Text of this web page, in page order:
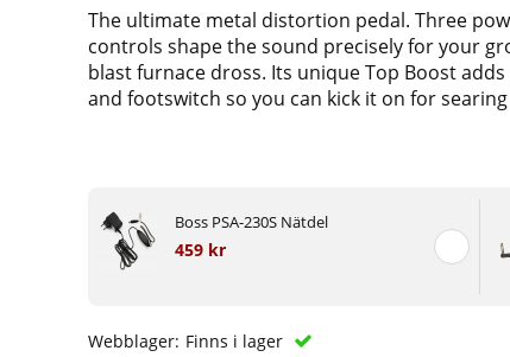
The ultimate metal distortion pedal. Three
controls shape the sound precisely for your
blast furnace dross. Its unique Top Boost
and footswitch so you can kick it on for searing
Boss PSA-230S Nätdel
459 kr
Webblager: Finns i lager